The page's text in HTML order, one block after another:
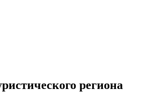
региона